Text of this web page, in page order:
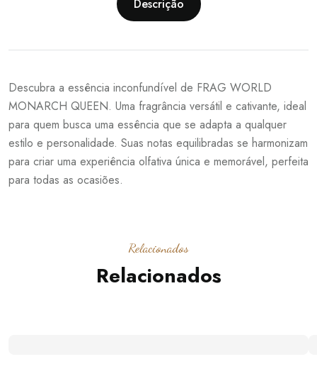
Descrição
Descubra a essência inconfundível de FRAG WORLD
MONARCH QUEEN. Uma fragrância versátil e cativante, ideal
para quem busca uma essência que se adapta a qualquer
estilo e personalidade. Suas notas equilibradas se harmonizam
para criar uma experiência olfativa única e memorável, perfeita
para todas as ocasiões.
Relacionados
Relacionados